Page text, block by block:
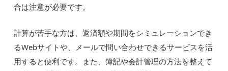
合は注意が必要です。
計算が苦手な方は、返済額や期間をシミュレーションでき
るWebサイトや、メールで問い合わせできるサービスを活
用すると便利です。また、簿記や会計管理の方法を整えて